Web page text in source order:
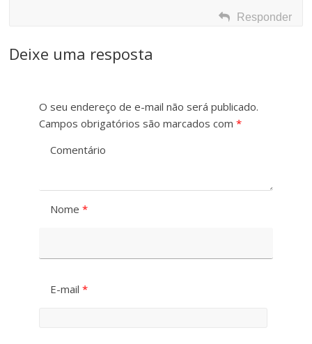
a
a
Responder
Deixe uma resposta
O seu endereço de e-mail não será publicado.
Campos obrigatórios são marcados com *
Comentário
Nome *
E-mail *